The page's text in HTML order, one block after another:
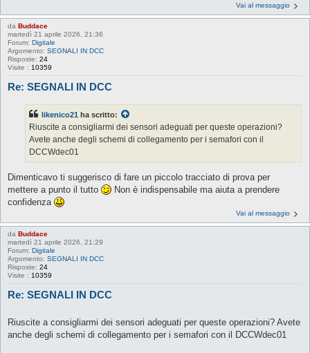
Vai al messaggio
da Buddace
martedì 21 aprile 2026, 21:36
Forum: Digitale
Argomento: SEGNALI IN DCC
Risposte: 24
Visite : 10359
Re: SEGNALI IN DCC
likenico21 ha scritto:
Riuscite a consigliarmi dei sensori adeguati per queste operazioni?
Avete anche degli schemi di collegamento per i semafori con il
DCCWdec01
Dimenticavo ti suggerisco di fare un piccolo tracciato di prova per
mettere a punto il tutto
Non è indispensabile ma aiuta a prendere
confidenza
Vai al messaggio
da Buddace
martedì 21 aprile 2026, 21:29
Forum: Digitale
Argomento: SEGNALI IN DCC
Risposte: 24
Visite : 10359
Re: SEGNALI IN DCC
Riuscite a consigliarmi dei sensori adeguati per queste operazioni? Avete
anche degli schemi di collegamento per i semafori con il DCCWdec01